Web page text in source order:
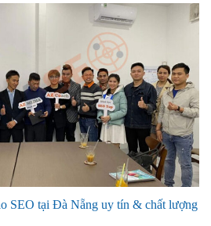
SEO tại Đà Nẵng uy tín & chất lượng